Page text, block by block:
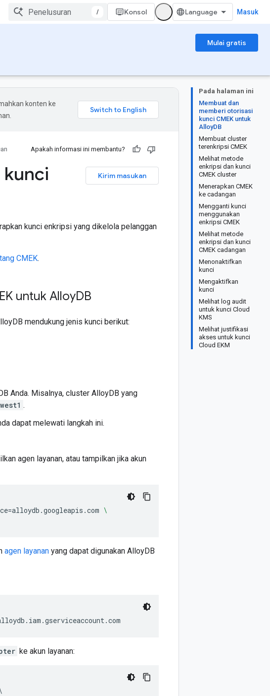
/ Konsol Masuk
Mulai gratis
Pada halaman ini
Membuat dan
memberi otorisasi
kunci CMEK untuk
AlloyDB
Membuat cluster
terenkripsi CMEK
Melihat metode
enkripsi dan kunci
CMEK cluster
Menerapkan CMEK
ke cadangan
Mengganti kunci
menggunakan
enkripsi CMEK
Melihat metode
enkripsi dan kunci
CMEK cadangan
Menonaktifkan
kunci
Mengaktifkan
kunci
Melihat log audit
untuk kunci Cloud
KMS
Melihat justifikasi
akses untuk kunci
Cloud EKM
konten ke
Apakah informasi ini membantu?
Kirim masukan
kunci
kunci enkripsi yang dikelola pelanggan
CMEK.
untuk AlloyDB
mendukung jenis kunci berikut:
Anda. Misalnya, cluster AlloyDB yang
.
dapat melewati langkah ini.
agen layanan, atau tampilkan jika akun
=alloydb.googleapis.com \
agen layanan yang dapat digunakan AlloyDB
ke akun layanan: